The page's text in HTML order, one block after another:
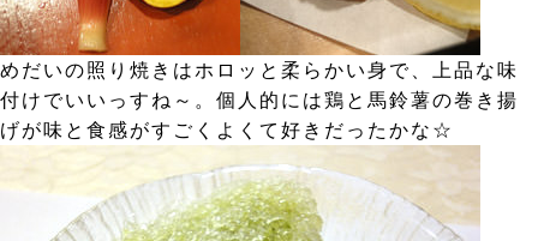
めだいの照り焼きはホロッと柔らかい身で、上品な味
付けでいいっすね～。個人的には鶏と馬鈴薯の巻き揚
げが味と食感がすごくよくて好きだったかな☆